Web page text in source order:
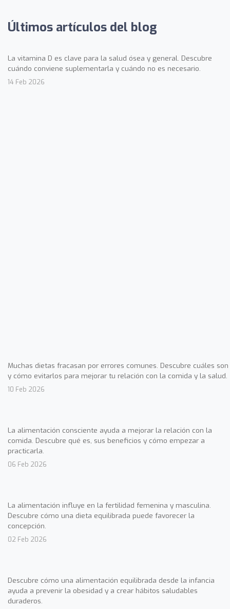
Últimos artículos del blog
La vitamina D es clave para la salud ósea y general. Descubre
cuándo conviene suplementarla y cuándo no es necesario.
14 Feb 2026
Muchas dietas fracasan por errores comunes. Descubre cuáles son
y cómo evitarlos para mejorar tu relación con la comida y la salud.
10 Feb 2026
La alimentación consciente ayuda a mejorar la relación con la
comida. Descubre qué es, sus beneficios y cómo empezar a
practicarla.
06 Feb 2026
La alimentación influye en la fertilidad femenina y masculina.
Descubre cómo una dieta equilibrada puede favorecer la
concepción.
02 Feb 2026
Descubre cómo una alimentación equilibrada desde la infancia
ayuda a prevenir la obesidad y a crear hábitos saludables
duraderos.